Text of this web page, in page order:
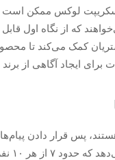
لوکس ممکن است
که از نگاه اول
کمک می‌کند تا محصول
برای ایجاد آگاهی از
هستند، پس قرار دادن